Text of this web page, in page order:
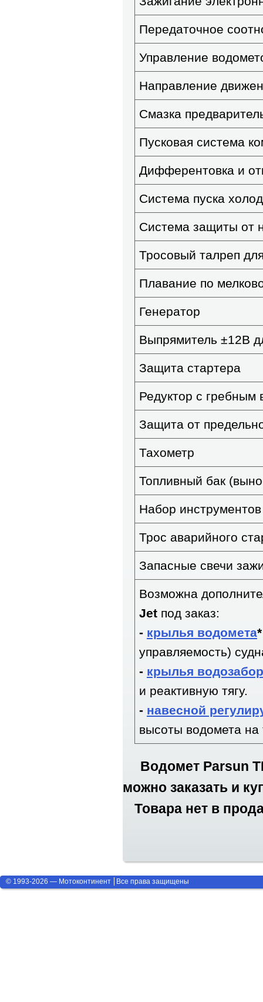
Передаточное
Управление
Направление
Смазка
Пусковая система
Дифферентовка и
Система пуска
Система защиты от
Тросовый талреп
Плавание по
Генератор
Выпрямитель ±12В
Защита стартера
Редуктор с гребным
Защита от
Тахометр
Топливный бак
Набор инструментов
Трос аварийного
Запасные свечи
Возможна
Jet под заказ:
- крылья водомета
управляемость)
- крылья
и реактивную тягу.
- навесной
высоты водомета на
Водомет Parsun
можно заказать и
Товара нет в
© 1993-2026 — Мотоконтинент Все права защищены